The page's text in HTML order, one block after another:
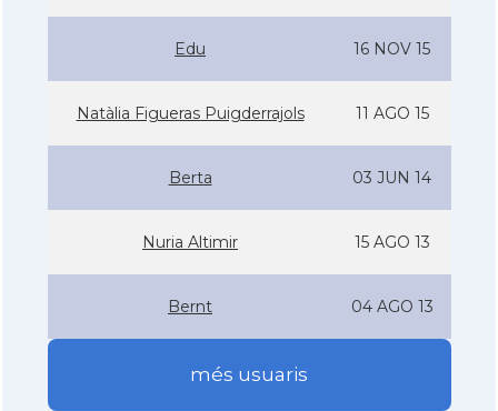
Edu 16 NOV 15
Natàlia Figueras Puigderrajols 11 AGO 15
Berta 03 JUN 14
Nuria Altimir 15 AGO 13
Bernt 04 AGO 13
més usuaris